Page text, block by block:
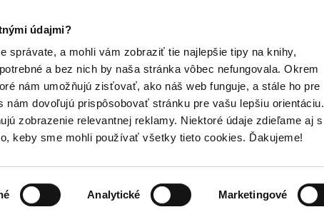
údajmi?
správate, a mohli vám zobraziť tie najlepšie tipy na knihy,
a bez nich by naša stránka vôbec nefungovala. Okrem
nám umožňujú zisťovať, ako náš web funguje, a stále ho pre
dovoľujú prispôsobovať stránku pre vašu lepšiu orientáciu.
zobrazenie relevantnej reklamy. Niektoré údaje zdieľame aj s
keby sme mohli používať všetky tieto cookies. Ďakujeme!
Analytické Marketingové